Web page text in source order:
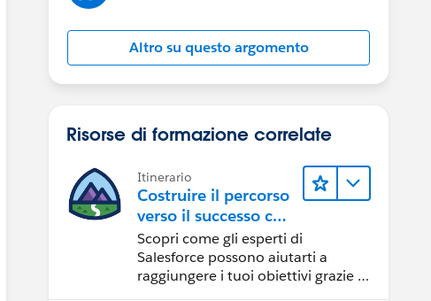
Altro su questo argomento
Risorse di formazione correlate
Itinerario
Costruire il percorso
verso il successo con
l'IA con Salesforce
Scopri come gli esperti di
Salesforce possono aiutarti a
raggiungere i tuoi obiettivi grazie a